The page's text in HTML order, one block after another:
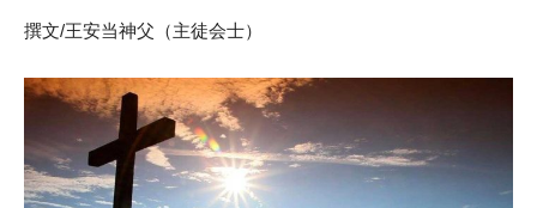
撰文/王安当神父（主徒会士）